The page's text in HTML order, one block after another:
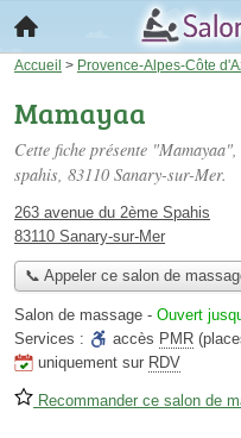
Accueil > Provence-Alpes-Côte
Mamayaa
Cette fiche présente
spahis, 83110 Sanary-sur-Mer.
263 avenue du 2ème Spahis
83110 Sanary-sur-Mer
📞 Appeler ce salon de
Salon de massage - Ouvert
Services :
accès PMR
uniquement sur RDV
Recommander ce salon de